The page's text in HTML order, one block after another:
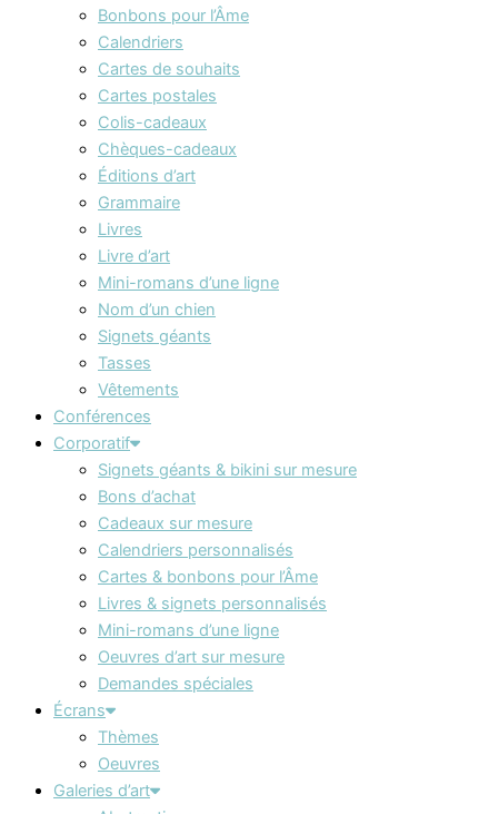
Bonbons pour l’Âme
Calendriers
Cartes de souhaits
Cartes postales
Colis-cadeaux
Chèques-cadeaux
Éditions d’art
Grammaire
Livres
Livre d’art
Mini-romans d’une ligne
Nom d’un chien
Signets géants
Tasses
Vêtements
Conférences
Corporatif
Signets géants & bikini sur mesure
Bons d’achat
Cadeaux sur mesure
Calendriers personnalisés
Cartes & bonbons pour l’Âme
Livres & signets personnalisés
Mini-romans d’une ligne
Oeuvres d’art sur mesure
Demandes spéciales
Écrans
Thèmes
Oeuvres
Galeries d’art